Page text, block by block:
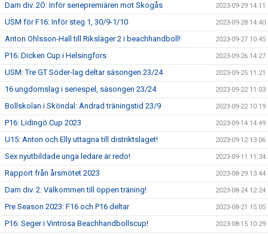
Dam div. 2Ö: Inför seriepremiären mot Skogås 2023-09-29 14:11
USM för F16: Inför steg 1, 30/9-1/10 2023-09-28 14:40
Anton Ohlsson-Hall till Riksläger 2 i beachhandboll! 2023-09-27 10:45
P16: Dicken Cup i Helsingfors 2023-09-26 14:27
USM: Tre GT Söder-lag deltar säsongen 23/24 2023-09-25 11:21
16 ungdomslag i seriespel, säsongen 23/24 2023-09-22 11:03
Bollskolan i Sköndal: Ändrad träningstid 23/9 2023-09-22 10:19
P16: Lidingö Cup 2023 2023-09-14 14:49
U15: Anton och Elly uttagna till distriktslaget! 2023-09-12 13:06
Sex nyutbildade unga ledare är redo! 2023-09-11 11:34
Rapport från årsmötet 2023 2023-08-29 13:44
Dam div. 2: Välkommen till öppen träning! 2023-08-24 12:24
Pre Season 2023: F16 och P16 deltar 2023-08-21 15:05
P16: Seger i Vintrosa Beachhandbollscup! 2023-08-15 10:29